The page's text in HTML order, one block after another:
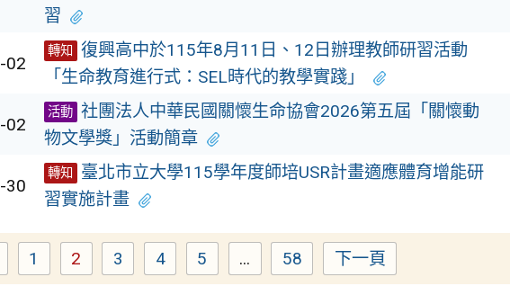
習
02
轉知
復興高中於115年8月11日、12日辦理教師研習活動
「生命教育進行式：SEL時代的教學實踐」
02
活動 社團法人中華民國關懷生命協會2026第五屆「關懷動
物文學獎」活動簡章
30
轉知
臺北市立大學115學年度師培USR計畫適應體育增能研
習實施計畫
Page
1 Page
2 Page
3 Page
4 Page
5 ... Page
58 下一頁